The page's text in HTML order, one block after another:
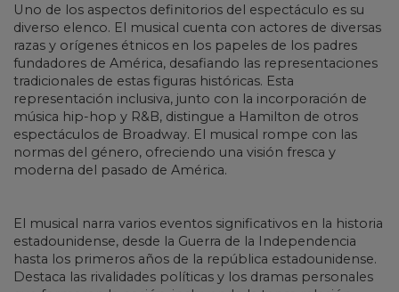
Uno de los aspectos definitorios del espectáculo es su
diverso elenco. El musical cuenta con actores de diversas
razas y orígenes étnicos en los papeles de los padres
fundadores de América, desafiando las representaciones
tradicionales de estas figuras históricas. Esta
representación inclusiva, junto con la incorporación de
música hip-hop y R&B, distingue a Hamilton de otros
espectáculos de Broadway. El musical rompe con las
normas del género, ofreciendo una visión fresca y
moderna del pasado de América.
El musical narra varios eventos significativos en la historia
estadounidense, desde la Guerra de la Independencia
hasta los primeros años de la república estadounidense.
Destaca las rivalidades políticas y los dramas personales